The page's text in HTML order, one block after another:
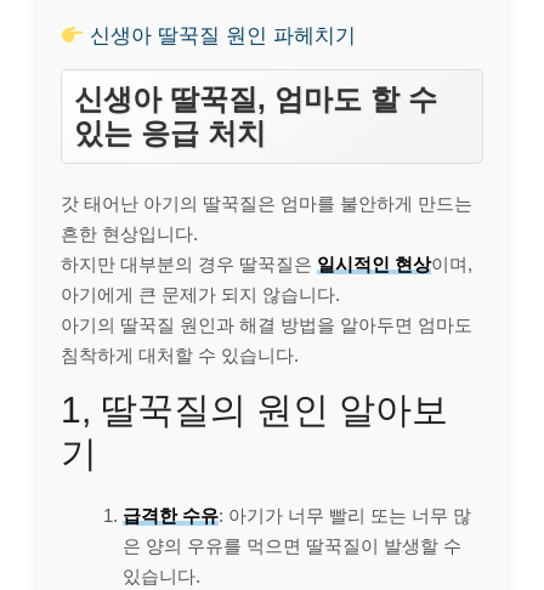
신생아 딸꾹질 원인 파헤치기
신생아 딸꾹질, 엄마도 할 수
있는 응급 처치
갓 태어난 아기의 딸꾹질은 엄마를 불안하게 만드는
흔한 현상입니다.
하지만 대부분의 경우 딸꾹질은 일시적인 현상이며,
아기에게 큰 문제가 되지 않습니다.
아기의 딸꾹질 원인과 해결 방법을 알아두면 엄마도
침착하게 대처할 수 있습니다.
1, 딸꾹질의 원인 알아보
기
급격한 수유: 아기가 너무 빨리 또는 너무 많
은 양의 우유를 먹으면 딸꾹질이 발생할 수
있습니다.